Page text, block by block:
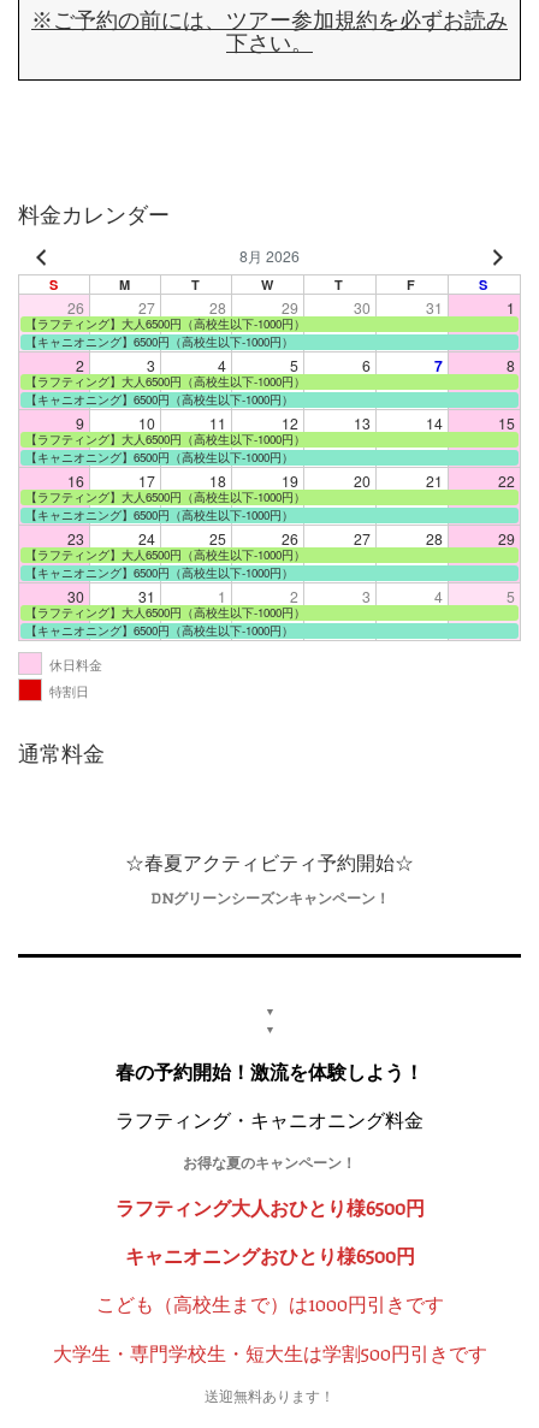
※ご予約の前には、 ツアー参加規約を必ずお読み
下さい。
料金カレンダー
8月 2026
S M T W T F S
26 27 28 29 30 31 1
【ラフティング】大人6500円（高校生以下-1000円）
【キャニオニング】6500円（高校生以下-1000円）
2 3 4 5 6 7 8
【ラフティング】大人6500円（高校生以下-1000円）
【キャニオニング】6500円（高校生以下-1000円）
9 10 11 12 13 14 15
【ラフティング】大人6500円（高校生以下-1000円）
【キャニオニング】6500円（高校生以下-1000円）
16 17 18 19 20 21 22
【ラフティング】大人6500円（高校生以下-1000円）
【キャニオニング】6500円（高校生以下-1000円）
23 24 25 26 27 28 29
【ラフティング】大人6500円（高校生以下-1000円）
【キャニオニング】6500円（高校生以下-1000円）
30 31 1 2 3 4 5
【ラフティング】大人6500円（高校生以下-1000円）
【キャニオニング】6500円（高校生以下-1000円）
休日料金
特割日
通常料金
☆春夏アクティビティ予約開始☆
DNグリーンシーズンキャンペーン！
▼
▼
春の予約開始！激流を体験しよう！
ラフティング・キャニオニング料金
お得な夏のキャンペーン！
ラフティング大人おひとり様6500円
キャニオニングおひとり様6500円
こども（高校生まで）は1000円引きです
大学生・専門学校生・短大生は学割500円引きです
送迎無料あります！